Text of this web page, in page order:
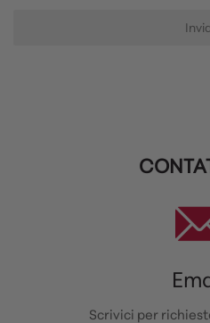
Scrivici per